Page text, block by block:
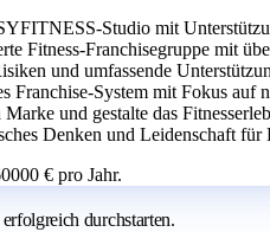
Studio mit
Fitness-Franchisegruppe mit
und umfassende
Franchise-System mit Fokus auf
und gestalte das
Denken und Leidenschaft für
€ pro Jahr.
durchstarten.